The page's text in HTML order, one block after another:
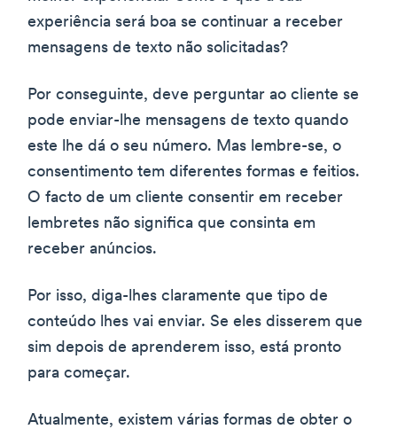
experiência será boa se continuar a receber
mensagens de texto não solicitadas?
Por conseguinte, deve perguntar ao cliente se
pode enviar-lhe mensagens de texto quando
este lhe dá o seu número. Mas lembre-se, o
consentimento tem diferentes formas e feitios.
O facto de um cliente consentir em receber
lembretes não significa que consinta em
receber anúncios.
Por isso, diga-lhes claramente que tipo de
conteúdo lhes vai enviar. Se eles disserem que
sim depois de aprenderem isso, está pronto
para começar.
Atualmente, existem várias formas de obter o